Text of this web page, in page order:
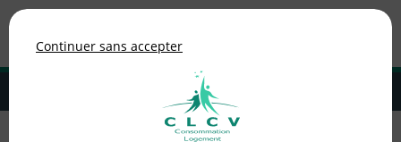
MENU
Adhérer à la CLCV
Continuer sans accepter